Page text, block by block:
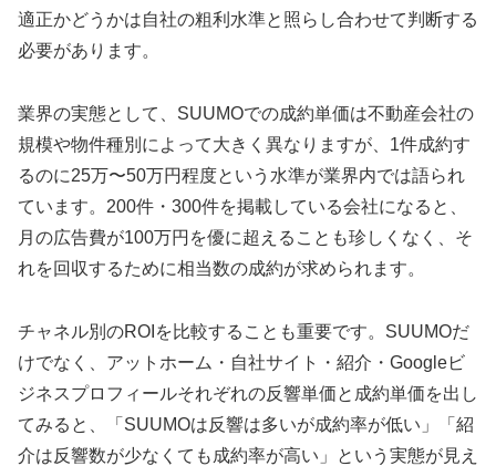
適正かどうかは自社の粗利水準と照らし合わせて判断する
必要があります。
業界の実態として、SUUMOでの成約単価は不動産会社の
規模や物件種別によって大きく異なりますが、1件成約す
るのに25万〜50万円程度という水準が業界内では語られ
ています。200件・300件を掲載している会社になると、
月の広告費が100万円を優に超えることも珍しくなく、そ
れを回収するために相当数の成約が求められます。
チャネル別のROIを比較することも重要です。SUUMOだ
けでなく、アットホーム・自社サイト・紹介・Googleビ
ジネスプロフィールそれぞれの反響単価と成約単価を出し
てみると、「SUUMOは反響は多いが成約率が低い」「紹
介は反響数が少なくても成約率が高い」という実態が見え